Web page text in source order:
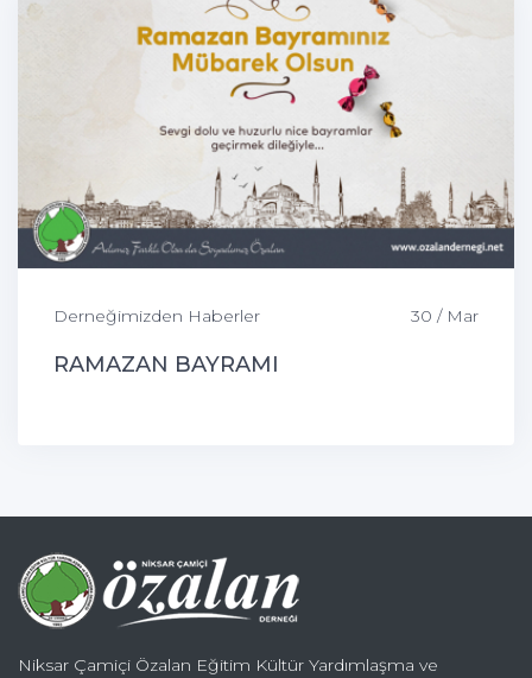
Derneğimizden Haberler 30 / Mar
RAMAZAN BAYRAMI
Niksar Çamiçi Özalan Eğitim Kültür Yardımlaşma ve